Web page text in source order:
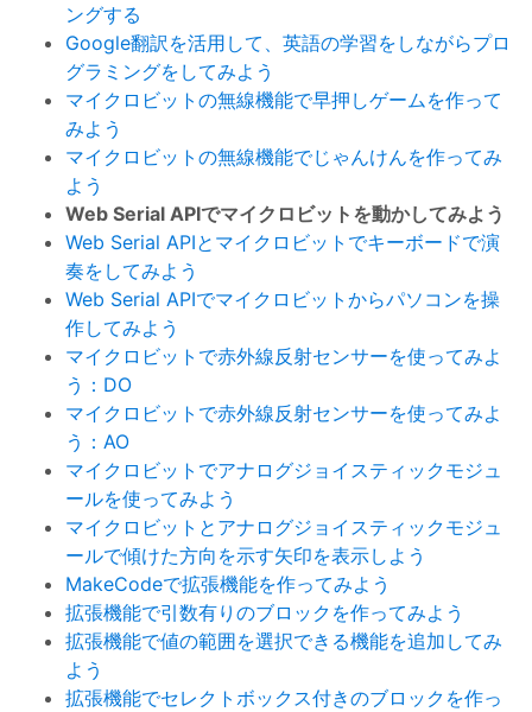
ングする
Google翻訳を活用して、英語の学習をしながらプロ
グラミングをしてみよう
マイクロビットの無線機能で早押しゲームを作って
みよう
マイクロビットの無線機能でじゃんけんを作ってみ
よう
Web Serial APIでマイクロビットを動かしてみよう
Web Serial APIとマイクロビットでキーボードで演
奏をしてみよう
Web Serial APIでマイクロビットからパソコンを操
作してみよう
マイクロビットで赤外線反射センサーを使ってみよ
う：DO
マイクロビットで赤外線反射センサーを使ってみよ
う：AO
マイクロビットでアナログジョイスティックモジュ
ールを使ってみよう
マイクロビットとアナログジョイスティックモジュ
ールで傾けた方向を示す矢印を表示しよう
MakeCodeで拡張機能を作ってみよう
拡張機能で引数有りのブロックを作ってみよう
拡張機能で値の範囲を選択できる機能を追加してみ
よう
拡張機能でセレクトボックス付きのブロックを作っ